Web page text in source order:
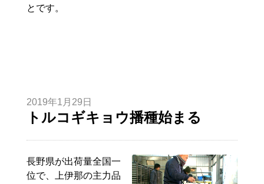
とです。
2019年1月29日
トルコギキョウ播種始まる
長野県が出荷量全国一
位で、上伊那の主力品